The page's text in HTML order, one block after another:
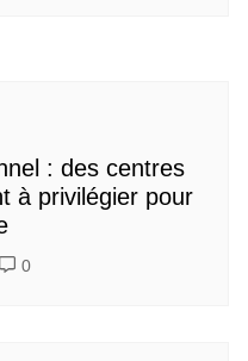
: des centres
à privilégier pour
0